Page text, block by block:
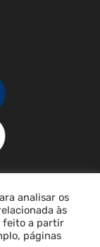
analisar os
às
feito a partir
páginas